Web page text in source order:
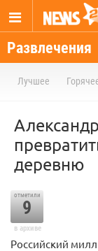
Развлечения
Лучшее
деревню
отметили
9
в архиве
Российский